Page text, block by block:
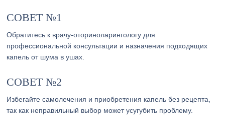
СОВЕТ №1
Обратитесь к врачу-оториноларингологу для
профессиональной консультации и назначения подходящих
капель от шума в ушах.
СОВЕТ №2
Избегайте самолечения и приобретения капель без рецепта,
так как неправильный выбор может усугубить проблему.